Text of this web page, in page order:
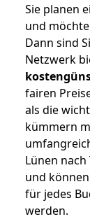
Sie planen
und
Dann sind
Netzwerk
fairen
als die
kümmern
Lünen
und
für jedes
werden.